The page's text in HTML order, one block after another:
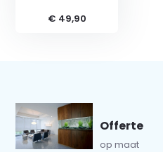
€ 49,90
Offerte
op maat